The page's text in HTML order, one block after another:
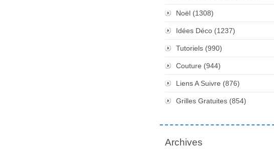
Noël (1308)
Idées Déco (1237)
Tutoriels (990)
Couture (944)
Liens A Suivre (876)
Grilles Gratuites (854)
Archives